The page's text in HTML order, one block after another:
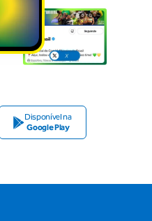
Disponível na
Google Play